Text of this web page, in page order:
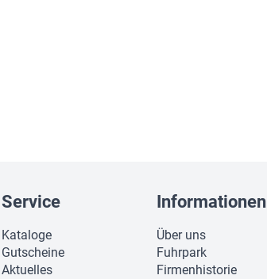
Service
Kataloge
Gutscheine
Aktuelles
Informationen
Über uns
Fuhrpark
Firmenhistorie